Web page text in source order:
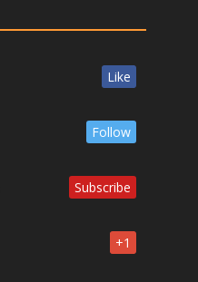
Like
Follow
Subscribe
+1